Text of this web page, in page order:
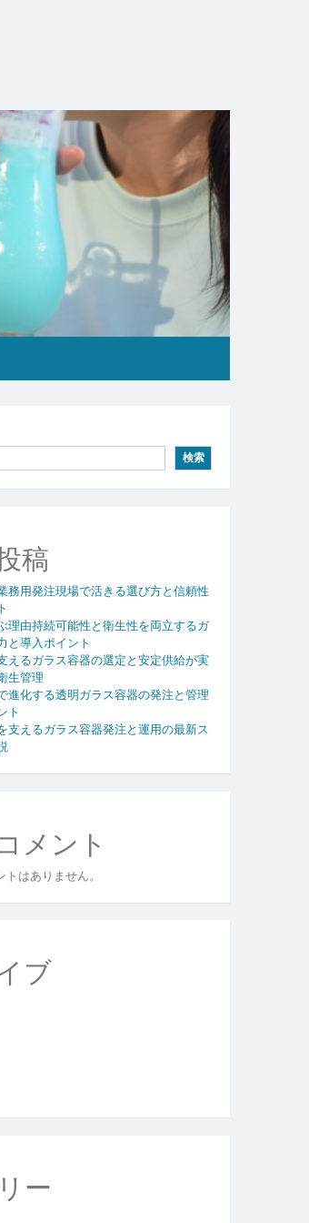
検索
稿
務用発注現場で活きる選び方と信頼性
理由持続可能性と衛生性を両立するガ
と導入ポイント
えるガラス容器の選定と安定供給が実
生管理
進化する透明ガラス容器の発注と管理
ト
支えるガラス容器発注と運用の最新ス
メント
はありません。
ブ
ー